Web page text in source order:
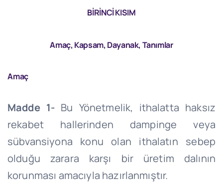
BİRİNCİ KISIM
Amaç, Kapsam, Dayanak, Tanımlar
Amaç
Madde 1- Bu Yönetmelik, ithalatta haksız
rekabet hallerinden dampinge veya
sübvansiyona konu olan ithalatın sebep
olduğu zarara karşı bir üretim dalının
korunması amacıyla hazırlanmıştır.